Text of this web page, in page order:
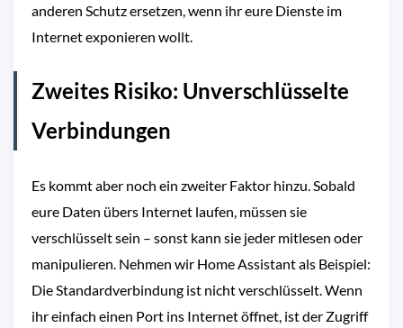
anderen Schutz ersetzen, wenn ihr eure Dienste im
Internet exponieren wollt.
Zweites Risiko: Unverschlüsselte
Verbindungen
Es kommt aber noch ein zweiter Faktor hinzu. Sobald
eure Daten übers Internet laufen, müssen sie
verschlüsselt sein – sonst kann sie jeder mitlesen oder
manipulieren. Nehmen wir Home Assistant als Beispiel:
Die Standardverbindung ist nicht verschlüsselt. Wenn
ihr einfach einen Port ins Internet öffnet, ist der Zugriff